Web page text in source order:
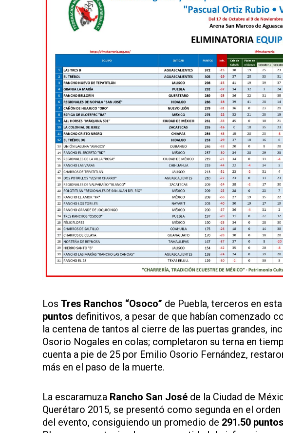
Los Tres Ranchos “Osoco” de Puebla, terceros en
puntos definitivos, a pesar de que habían comenzado
la centena de tantos al cierre de las puertas grandes,
Osorio Nogales en colas; completaron su terna en
cuenta a pie de 25 por Emilio Osorio Fernández,
más en el paso de la muerte.
La escaramuza Rancho San José de la Ciudad de
Querétaro 2015, se presentó como segunda en el
del evento, consiguiendo un promedio de 291.50 puntos